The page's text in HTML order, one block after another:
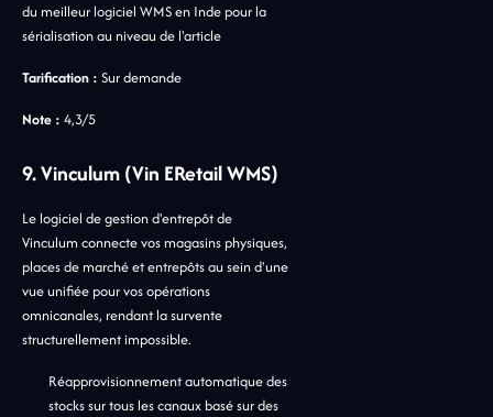
du meilleur logiciel WMS en Inde pour la
sérialisation au niveau de l'article
Tarification : Sur demande
Note : 4,3/5
9. Vinculum (Vin ERetail WMS)
Le logiciel de gestion d'entrepôt de
Vinculum connecte vos magasins physiques,
places de marché et entrepôts au sein d'une
vue unifiée pour vos opérations
omnicanales, rendant la survente
structurellement impossible.
Réapprovisionnement automatique des
stocks sur tous les canaux basé sur des